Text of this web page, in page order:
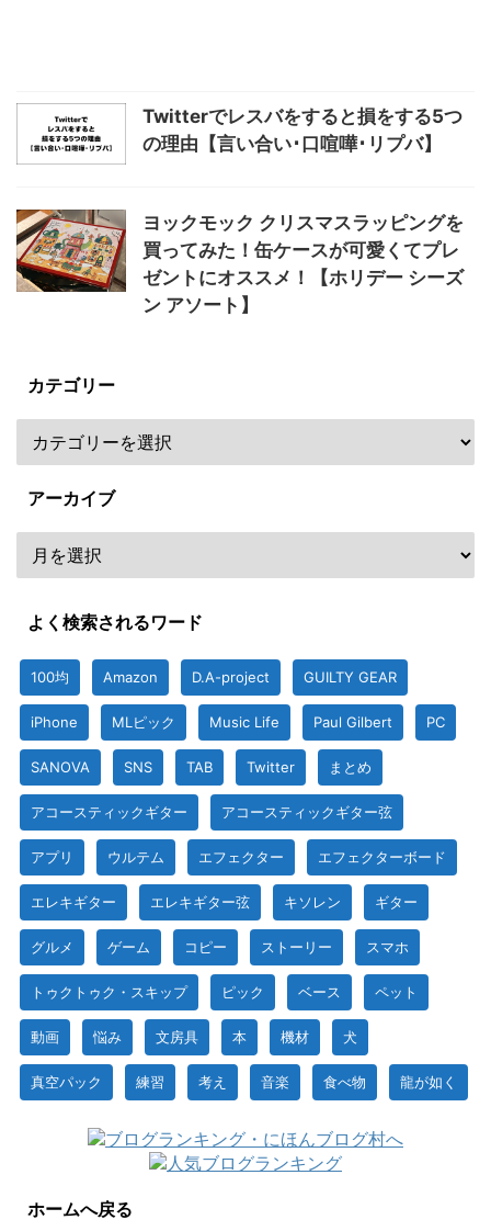
Twitterでレスバをすると損をする5つ
の理由【言い合い･口喧嘩･リプバ】
ヨックモック クリスマスラッピングを
買ってみた！缶ケースが可愛くてプレ
ゼントにオススメ！【ホリデー シーズ
ン アソート】
カテゴリー
アーカイブ
よく検索されるワード
100均 Amazon D.A-project GUILTY GEAR
iPhone MLピック Music Life Paul Gilbert PC
SANOVA SNS TAB Twitter まとめ
アコースティックギター アコースティックギター弦
アプリ ウルテム エフェクター エフェクターボード
エレキギター エレキギター弦 キソレン ギター
グルメ ゲーム コピー ストーリー スマホ
トゥクトゥク・スキップ ピック ベース ペット
動画 悩み 文房具 本 機材 犬
真空パック 練習 考え 音楽 食べ物 龍が如く
ホームへ戻る